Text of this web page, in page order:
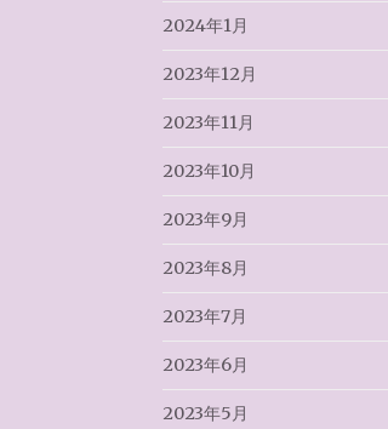
2024年1月
2023年12月
2023年11月
2023年10月
2023年9月
2023年8月
2023年7月
2023年6月
2023年5月